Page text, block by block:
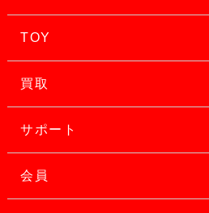
TOY
買取
サポート
会員